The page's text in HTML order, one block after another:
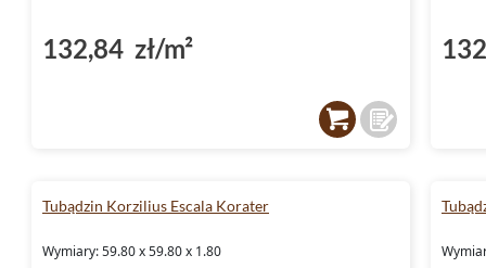
132,84 zł/m²
Tubądzin Korzilius Escala Korater
Wymiary: 59.80 x 59.80 x 1.80